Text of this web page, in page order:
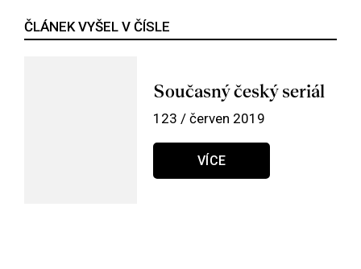
ČLÁNEK VYŠEL V ČÍSLE
Současný český seriál
123 / červen 2019
VÍCE